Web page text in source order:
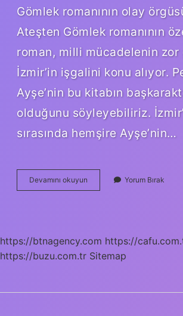
Gömlek romanının olay
Ateşten Gömlek romanının
roman, milli mücadelenin
İzmir’in işgalini konu alıyor.
Ayşe’nin bu kitabın
olduğunu söyleyebiliriz.
sırasında hemşire Ayşe’nin…
Devamını okuyun
Gömlek
Yorum Bırak
https://btnagency.com https://
https://buzu.com.tr Sitemap